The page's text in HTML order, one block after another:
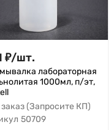
₽/шт.
лабораторная
1000мл, п/эт,
(Запросите КП)
50709